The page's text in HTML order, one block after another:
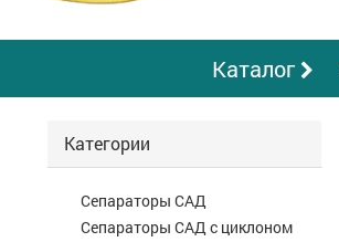
Каталог
Категории
Сепараторы САД
Сепараторы САД с циклоном